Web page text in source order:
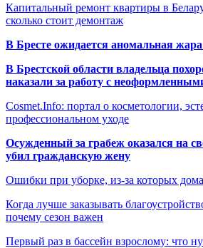
Капитальный ремонт квартиры в
сколько стоит демонтаж
В Бресте ожидается аномальная жара
В Брестской области владельца
наказали за работу с
Cosmet.Info: портал о косметологии,
профессиональном уходе
Осужденный за грабеж оказался на
убил гражданскую жену
Ошибки при уборке, из-за которых дома
Когда лучше заказывать
почему сезон важен
Первый раз в бассейн взрослому: что